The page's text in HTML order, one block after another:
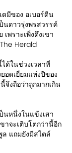
มีของ อเบอร์ดีน
นดาวรุ่งพรสวรรค์
พราะเพิ่งดึงเขา
Herald
ด้ในช่วงเวลาที่
อดเยี่ยมแห่งปีของ
งถือว่าถูกมากเกิน
นหนึ่งในแข้งเสา
าจะเติบโตกว่านี้อีก
ล แถมยังมีสไตล์